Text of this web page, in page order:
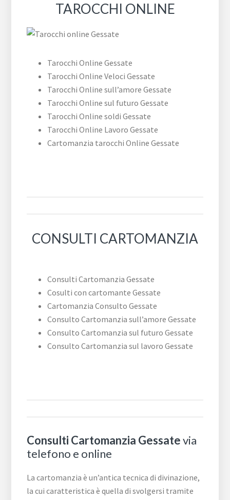
TAROCCHI ONLINE
Tarocchi Online Gessate
Tarocchi Online Veloci Gessate
Tarocchi Online sull’amore Gessate
Tarocchi Online sul futuro Gessate
Tarocchi Online soldi Gessate
Tarocchi Online Lavoro Gessate
Cartomanzia tarocchi Online Gessate
CONSULTI CARTOMANZIA
Consulti Cartomanzia Gessate
Cosulti con cartomante Gessate
Cartomanzia Consulto Gessate
Consulto Cartomanzia sull’amore Gessate
Consulto Cartomanzia sul futuro Gessate
Consulto Cartomanzia sul lavoro Gessate
Consulti Cartomanzia Gessatevia
telefono e online
La cartomanzia è un’antica tecnica di divinazione,
la cui caratteristica è quella di svolgersi tramite